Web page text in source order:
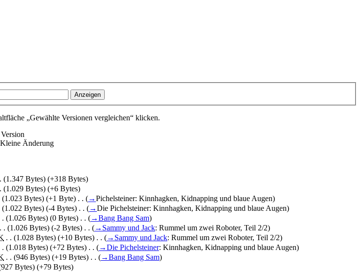
„Gewählte Versionen vergleichen“ klicken.
Änderung
(1.347 Bytes) (+318 Bytes)
(1.029 Bytes) (+6 Bytes)
(1.023 Bytes) (+1 Byte) . . (→Pichelsteiner: Kinnhagken, Kidnapping und blaue Augen)
(1.022 Bytes) (-4 Bytes) . . (→Die Pichelsteiner: Kinnhagken, Kidnapping und blaue Augen)
. (1.026 Bytes) (0 Bytes) . . (→Bang Bang Sam)
. . (1.026 Bytes) (-2 Bytes) . . (→ Sammy und Jack: Rummel um zwei Roboter, Teil 2/2)
. . (1.028 Bytes) (+10 Bytes) . . (→ Sammy und Jack: Rummel um zwei Roboter, Teil 2/2)
. (1.018 Bytes) (+72 Bytes) . . (→Die Pichelsteiner: Kinnhagken, Kidnapping und blaue Augen)
. . (946 Bytes) (+19 Bytes) . . (→Bang Bang Sam)
Bytes) (+79 Bytes)